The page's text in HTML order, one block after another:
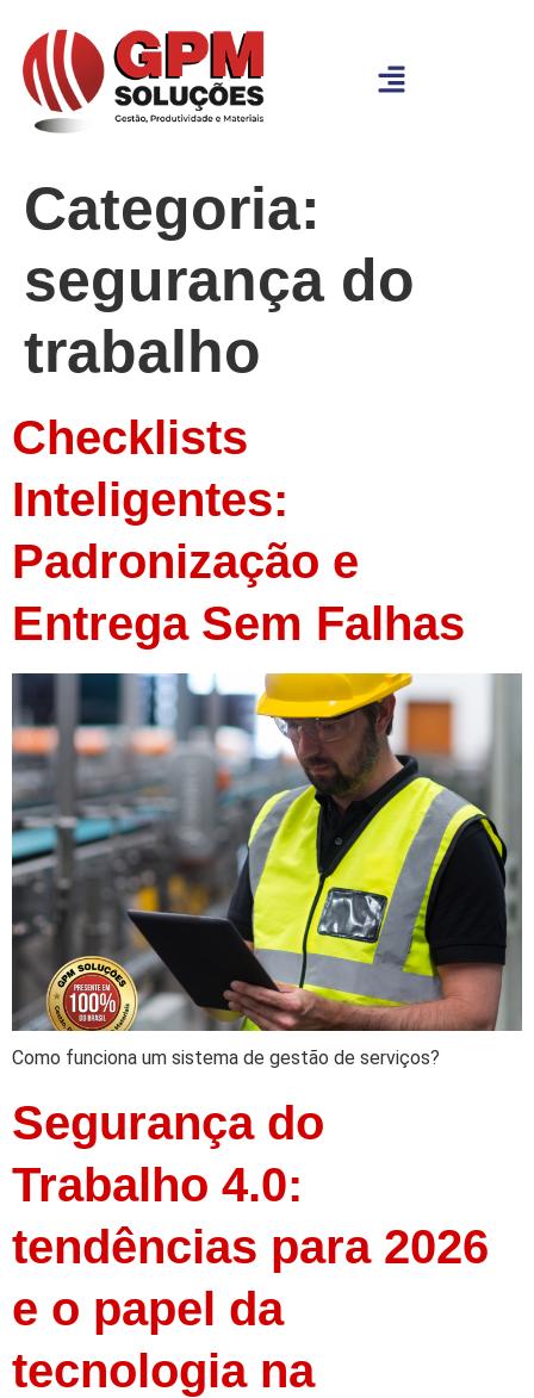
Categoria:
segurança do
trabalho
Checklists
Inteligentes:
Padronização e
Entrega Sem Falhas
Como funciona um sistema de gestão de serviços?
Segurança do
Trabalho 4.0:
tendências para 2026
e o papel da
tecnologia na